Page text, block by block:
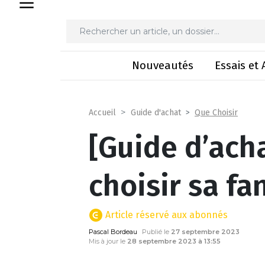
Nouveautés Essais et
Accueil Guide d'achat Que Choisir
[Guide
choisir sa
Article réservé aux abonnés
Pascal Bordeau Publié le 27 septembre 2023
Mis à jour le 28 septembre 2023 à 13:55